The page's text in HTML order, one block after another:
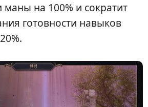
маны на 100% и сократит
готовности навыков